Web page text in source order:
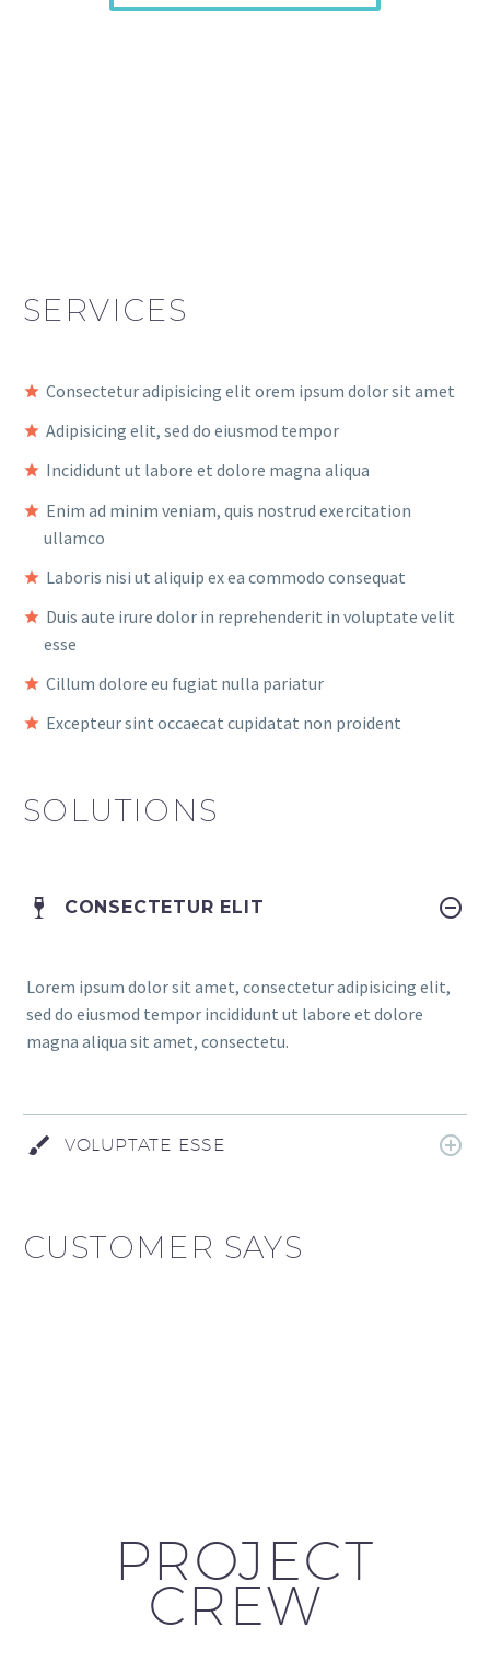
SERVICES
Consectetur adipisicing elit orem ipsum dolor sit amet
Adipisicing elit, sed do eiusmod tempor
Incididunt ut labore et dolore magna aliqua
Enim ad minim veniam, quis nostrud exercitation
ullamco
Laboris nisi ut aliquip ex ea commodo consequat
Duis aute irure dolor in reprehenderit in voluptate velit
esse
Cillum dolore eu fugiat nulla pariatur
Excepteur sint occaecat cupidatat non proident
SOLUTIONS
CONSECTETUR ELIT
Lorem ipsum dolor sit amet, consectetur adipisicing elit,
sed do eiusmod tempor incididunt ut labore et dolore
magna aliqua sit amet, consectetu.
VOLUPTATE ESSE
CUSTOMER SAYS
PROJECT
CREW